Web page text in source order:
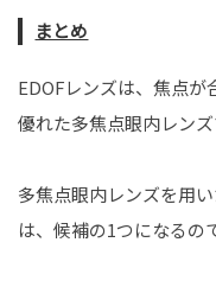
まとめ
EDOFレンズは、焦点
優れた多焦点眼内レンズ
多焦点眼内レンズを用
は、候補の1つになるの